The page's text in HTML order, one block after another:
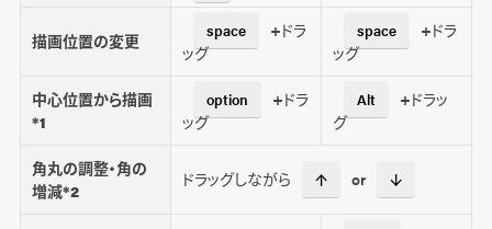
描画位置の変更 space
+ドラ
ッグ
space
+ドラ
ッグ
中心位置から描画
*1
option
+ドラ
ッグ
Alt
+ドラッ
グ
角丸の調整・角の
増減*2
ドラッグしながら ↑ or ↓